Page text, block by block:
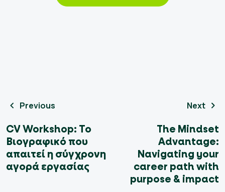
Previous
CV Workshop: Το
Βιογραφικό που
απαιτεί η σύγχρονη
αγορά εργασίας
Next
The Mindset
Advantage:
Navigating your
career path with
purpose & impact